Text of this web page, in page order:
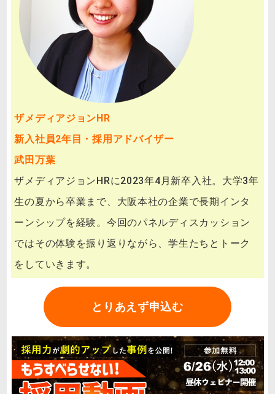
ザメディアジョンHR
新入社員2年目・採用アドバイザー
武田万葉
ザメディアジョンHRに2023年4月新卒入社。大学3年
生の夏から卒業まで、大阪本社の企業で長期インタ
ーンシップを経験。今回のパネルディスカッション
ではその体験を振り返りながら、学生たちとトーク
をしていきます。
とりあえず申込む